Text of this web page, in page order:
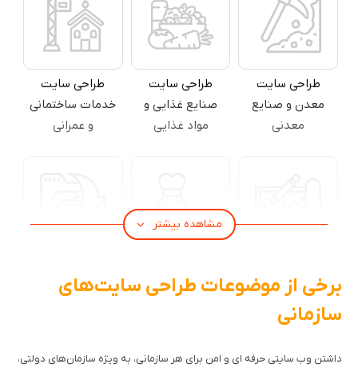
طراحی سایت
معدن و صنایع
معدنی
طراحی سایت
صنایع غذایی و
مواد غذایی
طراحی سایت
خدمات ساختمانی
و عمرانی
شرکت معماری و
دکوراسیون داخلی
پوشاک و لباس
شرکتی آموزشی و
مشاهده بیشتر
برخی از موضوعات طراحی سایت‌های
سازمانی
داشتن وب سایتی حرفه ای و امن برای هر سازمانی، به ویژه سازمان‌های دولتی،